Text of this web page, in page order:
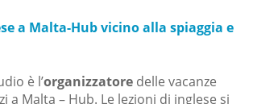
a Malta-Hub vicino alla spiaggia e
è l’organizzatore delle vacanze
a Malta – Hub. Le lezioni di inglese si